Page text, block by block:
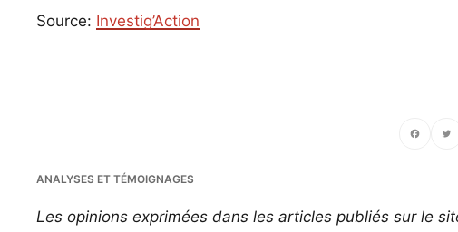
Source: Investig’Action
ANALYSES ET TÉMOIGNAGES
Les opinions exprimées dans les articles publiés sur le